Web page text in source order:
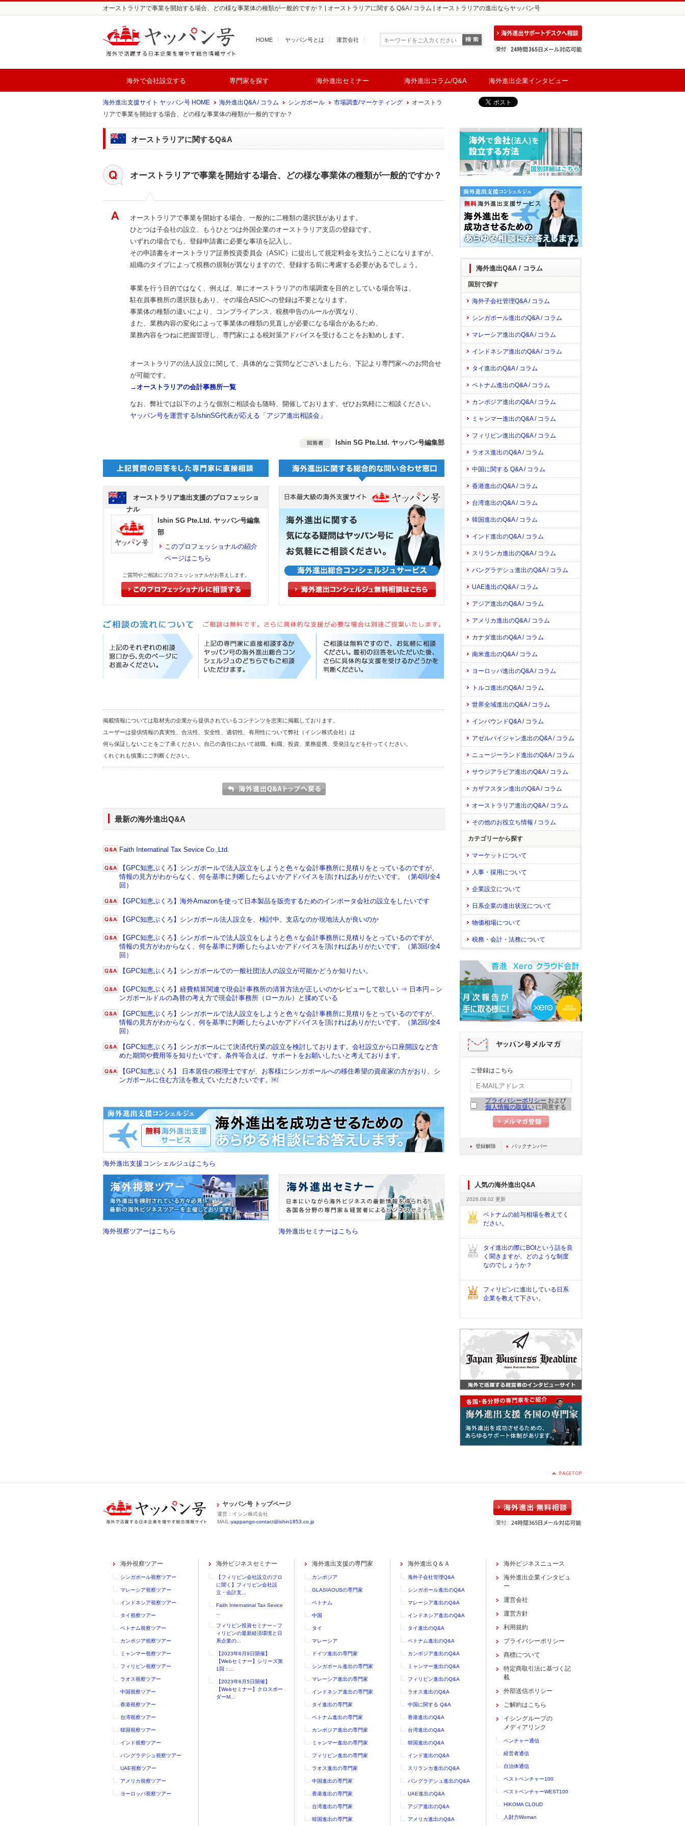
オーストラリアで事業を開始する場合、どの様な事業体の種類が一般的ですか？ | オーストラリアに関する Q&A / コラム | オーストラリアの進出ならヤッパン号
HOME ヤッパン号とは 運営会社
海外で会社設立する 専門家を探す 海外進出セミナー 海外進出コラム/Q&A 海外進出企業インタビュー
海外進出支援サイト ヤッパン号 HOME 海外進出Q&A / コラム シンガポール 市場調査/マーケティング
オーストラ
リアで事業を開始する場合、どの様な事業体の種類が一般的ですか？
オーストラリアに関するQ&A
オーストラリアで事業を開始する場合、どの様な事業体の種類が一般的ですか？
オーストラリアで事業を開始する場合、一般的に二種類の選択肢があります。
ひとつは子会社の設立、もうひとつは外国企業のオーストラリア支店の登録です。
いずれの場合でも、登録申請書に必要な事項を記入し、
その申請書をオーストラリア証券投資委員会（ASIC）に提出して規定料金を支払うことになりますが、
組織のタイプによって税務の規制が異なりますので、登録する前に考慮する必要があるでしょう。
事業を行う目的ではなく、例えば、単にオーストラリアの市場調査を目的としている場合等は、
駐在員事務所の選択肢もあり、その場合ASICへの登録は不要となります。
事業体の種類の違いにより、コンプライアンス、税務申告のルールが異なり、
また、業務内容の変化によって事業体の種類の見直しが必要になる場合があるため、
業務内容をつねに把握管理し、専門家による税対策アドバイスを受けることをお勧めします。
オーストラリアの法人設立に関して、具体的なご質問などございましたら、下記より専門家へのお問合せ
が可能です。
→オーストラリアの会計事務所一覧
なお、弊社では以下のような個別ご相談会も随時、開催しております。ぜひお気軽にご相談ください。
ヤッパン号を運営するIshinSG代表が応える「アジア進出相談会」
Ishin SG Pte.Ltd. ヤッパン号編集部
オーストラリア進出支援のプロフェッショ
ナル
Ishin SG Pte.Ltd. ヤッパン号編集
部
このプロフェッショナルの紹介
ページはこちら
ご質問やご相談にプロフェッショナルがお答えします。
掲載情報については取材先の企業から提供されているコンテンツを忠実に掲載しております。
ユーザーは提供情報の真実性、合法性、安全性、適切性、有用性について弊社（イシン株式会社）は
何ら保証しないことをご了承ください。自己の責任において就職、転職、投資、業務提携、受発注などを行ってください。
くれぐれも慎重にご判断ください。
最新の海外進出Q&A
Faith Internatinal Tax Sevice Co.,Ltd.
【GPC知恵ぶくろ】シンガポールで法人設立をしようと色々な会計事務所に見積りをとっているのですが、
情報の見方がわからなく、何を基準に判断したらよいかアドバイスを頂ければありがたいです。（第4回/全4
回）
【GPC知恵ぶくろ】海外Amazonを使って日本製品を販売するためのインポータ会社の設立をしたいです
【GPC知恵ぶくろ】シンガポール法人設立を、検討中。支店なのか現地法人が良いのか
【GPC知恵ぶくろ】シンガポールで法人設立をしようと色々な会計事務所に見積りをとっているのですが、
情報の見方がわからなく、何を基準に判断したらよいかアドバイスを頂ければありがたいです。（第3回/全4
回）
【GPC知恵ぶくろ】シンガポールでの一般社団法人の設立が可能かどうか知りたい。
【GPC知恵ぶくろ】経費精算関連で現会計事務所の清算方法が正しいのかレビューして欲しい ⇒ 日本円⇔シ
ンガポールドルの為替の考え方で現会計事務所（ローカル）と揉めている
【GPC知恵ぶくろ】シンガポールで法人設立をしようと色々な会計事務所に見積りをとっているのですが、
情報の見方がわからなく、何を基準に判断したらよいかアドバイスを頂ければありがたいです。（第2回/全4
回）
【GPC知恵ぶくろ】シンガポールにて決済代行業の設立を検討しております。会社設立から口座開設など含
めた期間や費用等を知りたいです。条件等合えば、サポートをお願いしたいと考えております。
【GPC知恵ぶくろ】 日本居住の税理士ですが、お客様にシンガポールへの移住希望の資産家の方がおり、シ
ンガポールに住む方法を教えていただきたいです。￼
海外進出支援コンシェルジュはこちら
海外視察ツアーはこちら 海外進出セミナーはこちら
海外進出Q&A / コラム
国別で探す
海外子会社管理Q&A / コラム
シンガポール進出のQ&A / コラム
マレーシア進出のQ&A / コラム
インドネシア進出のQ&A / コラム
タイ進出のQ&A / コラム
ベトナム進出のQ&A / コラム
カンボジア進出のQ&A / コラム
ミャンマー進出のQ&A / コラム
フィリピン進出のQ&A / コラム
ラオス進出のQ&A / コラム
中国に関する Q&A / コラム
香港進出のQ&A / コラム
台湾進出のQ&A / コラム
韓国進出のQ&A / コラム
インド進出のQ&A / コラム
スリランカ進出のQ&A / コラム
バングラデシュ進出のQ&A / コラム
UAE進出のQ&A / コラム
アジア進出のQ&A / コラム
アメリカ進出のQ&A / コラム
カナダ進出のQ&A / コラム
南米進出のQ&A / コラム
ヨーロッパ進出のQ&A / コラム
トルコ進出のQ&A / コラム
世界全域進出のQ&A / コラム
インバウンドQ&A / コラム
アゼルバイジャン進出のQ&A / コラム
ニュージーランド進出のQ&A / コラム
サウジアラビア進出のQ&A / コラム
カザフスタン進出のQ&A / コラム
オーストラリア進出のQ&A / コラム
その他のお役立ち情報 / コラム
カテゴリーから探す
マーケットについて
人事・採用について
企業設立について
日系企業の進出状況について
物価相場について
税務・会計・法務について
ご登録はこちら
プライバシーポリシー および
個人情報の取扱い に同意する
登録解除 バックナンバー
人気の海外進出Q&A
2026.08.02 更新
ベトナムの給与相場を教えてく
ださい。
タイ進出の際にBOIという話を良
く聞きますが、どのような制度
なのでしょうか？
フィリピンに進出している日系
企業を教えて下さい。
ヤッパン号 トップページ
運営：イシン株式会社
MAIL:yappango-contact@ishin1853.co.jp
海外視察ツアー
シンガポール視察ツアー
マレーシア視察ツアー
インドネシア視察ツアー
タイ視察ツアー
ベトナム視察ツアー
カンボジア視察ツアー
ミャンマー視察ツアー
フィリピン視察ツアー
ラオス視察ツアー
中国視察ツアー
香港視察ツアー
台湾視察ツアー
韓国視察ツアー
インド視察ツアー
バングラデシュ視察ツアー
UAE視察ツアー
アメリカ視察ツアー
ヨーロッパ視察ツアー
海外ビジネスセミナー
【フィリピン会社設立のプロ
に聞く】フィリピン会社設
立・会計支...
Faith Internatinal Tax Sevice
フィリピン投資セミナー～フ
ィリピンの最新経済環境と日
系企業の...
【2023年6月9日開催】
【Webセミナー】シリーズ第
1回：...
【2023年6月5日開催】
【Webセミナー】クロスボー
ダーM...
海外進出支援の専門家
カンボジア
GLASIAOUSの専門家
ベトナム
中国
タイ
マレーシア
ドイツ進出の専門家
シンガポール進出の専門家
マレーシア進出の専門家
インドネシア進出の専門家
タイ進出の専門家
ベトナム進出の専門家
カンボジア進出の専門家
ミャンマー進出の専門家
フィリピン進出の専門家
ラオス進出の専門家
中国進出の専門家
香港進出の専門家
台湾進出の専門家
韓国進出の専門家
海外進出Ｑ＆Ａ
海外子会社管理Q&A
シンガポール進出のQ&A
マレーシア進出のQ&A
インドネシア進出のQ&A
タイ進出のQ&A
ベトナム進出のQ&A
カンボジア進出のQ&A
ミャンマー進出のQ&A
フィリピン進出のQ&A
ラオス進出のQ&A
中国に関する Q&A
香港進出のQ&A
台湾進出のQ&A
韓国進出のQ&A
インド進出のQ&A
スリランカ進出のQ&A
バングラデシュ進出のQ&A
UAE進出のQ&A
アジア進出のQ&A
アメリカ進出のQ&A
海外ビジネスニュース
海外進出企業インタビュ
ー
運営会社
運営方針
利用規約
プライバシーポリシー
商標について
特定商取引法に基づく記
載
外部送信ポリシー
ご解約はこちら
イシングループの
メディアリンク
ベンチャー通信
経営者通信
自治体通信
ベストベンチャー100
ベストベンチャーWEST100
HIKOMA CLOUD
人財力Woman